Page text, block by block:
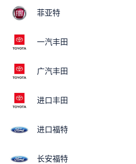
菲亚特
一汽丰田
广汽丰田
进口丰田
进口福特
长安福特